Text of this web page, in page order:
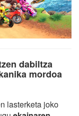
dabiltza
mordoa
lasterketa joko